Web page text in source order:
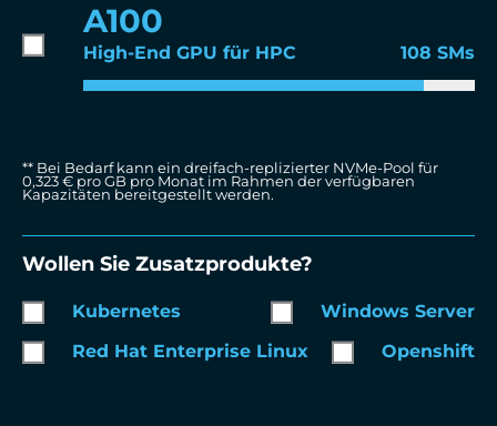
A100
High-End GPU für HPC 108 SMs
** Bei Bedarf kann ein dreifach-replizierter NVMe-Pool für
0,323 € pro GB pro Monat im Rahmen der verfügbaren
Kapazitäten bereitgestellt werden.
Wollen Sie Zusatzprodukte?
Kubernetes
Windows Server
Red Hat Enterprise Linux
Openshift